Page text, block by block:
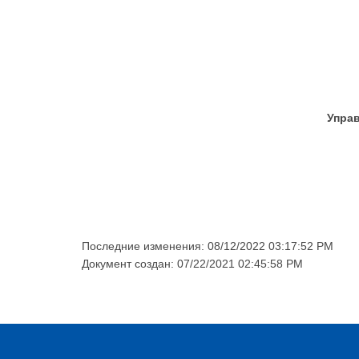
Последние изменения: 08/12/2022 03:17:52 PM
Документ создан: 07/22/2021 02:45:58 PM